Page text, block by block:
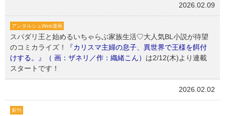
2026.02.09
アンダルシュWeb漫画
スパダリ王と始めるいちゃらぶ家族生活♡大人気BL小説が待望
のコミカライズ！
『カリスマ主婦の息子、異世界で王様を餌付
けする。』（ 画：ザネリ／作：織緒こん） は2/12(木)より連載
スタートです！
2026.02.02
新刊